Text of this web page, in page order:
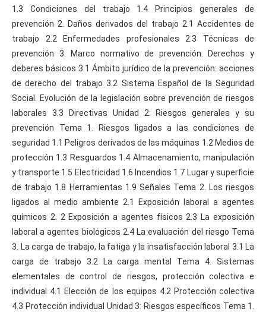
1.3 Condiciones del trabajo 1.4 Principios generales de
prevención 2. Daños derivados del trabajo 2.1 Accidentes de
trabajo 2.2 Enfermedades profesionales 2.3 Técnicas de
prevención 3. Marco normativo de prevención. Derechos y
deberes básicos 3.1 Ámbito jurídico de la prevención: acciones
de derecho del trabajo 3.2 Sistema Español de la Seguridad
Social. Evolución de la legislación sobre prevención de riesgos
laborales 3.3 Directivas Unidad 2: Riesgos generales y su
prevención Tema 1. Riesgos ligados a las condiciones de
seguridad 1.1 Peligros derivados de las máquinas 1.2 Medios de
protección 1.3 Resguardos 1.4 Almacenamiento, manipulación
y transporte 1.5 Electricidad 1.6 Incendios 1.7 Lugar y superficie
de trabajo 1.8 Herramientas 1.9 Señales Tema 2. Los riesgos
ligados al medio ambiente 2.1 Exposición laboral a agentes
químicos 2. 2 Exposición a agentes físicos 2.3 La exposición
laboral a agentes biológicos 2.4 La evaluación del riesgo Tema
3. La carga de trabajo, la fatiga y la insatisfacción laboral 3.1 La
carga de trabajo 3.2 La carga mental Tema 4. Sistemas
elementales de control de riesgos, protección colectiva e
individual 4.1 Elección de los equipos 4.2 Protección colectiva
4.3 Protección individual Unidad 3: Riesgos específicos Tema 1.